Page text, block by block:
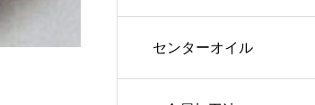
センターオイル